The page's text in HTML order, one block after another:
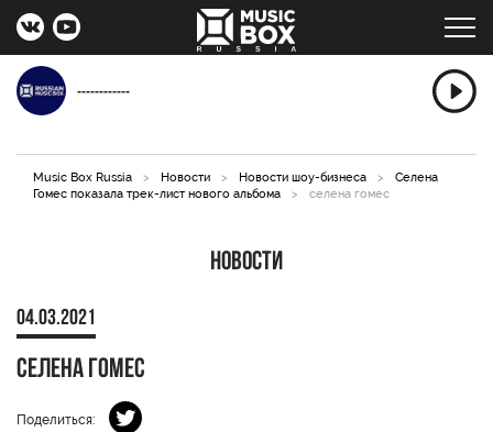
------------
Music Box Russia > Новости > Новости шоу-бизнеса >
Селена
Гомес показала трек-лист нового альбома
> селена гомес
Новости
04.03.2021
селена гомес
Поделиться: